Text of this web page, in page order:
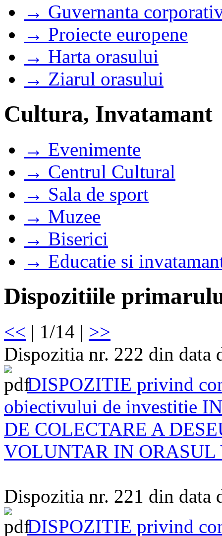
→ Guvernanta
→ Proiecte europene
→ Harta orasului
→ Ziarul orasului
Cultura, Invatamant
→ Evenimente
→ Centrul Cultural
→ Sala de sport
→ Muzee
→ Biserici
→ Educatie si
Dispozitiile
<< | 1/14 | >>
Dispozitia nr. 222 din data
DISPOZITIE privind
obiectivului de investitie
DE COLECTARE A
VOLUNTAR IN
Dispozitia nr. 221 din data
DISPOZITIE privind